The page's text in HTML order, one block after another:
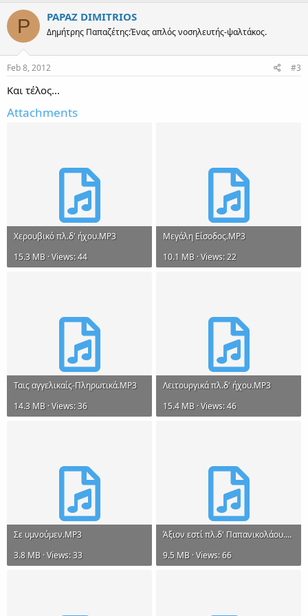
P PAPAZ DIMITRIOS
Δημήτρης Παπαζέτης:Ένας απλός νοσηλευτής-ψαλτάκος.
Feb 8, 2012 #3
Και τέλος...
Attachments
Χερουβικό πλ.δ' ήχου.MP3
15.3 MB · Views: 44
Μεγάλη Είσοδος.MP3
10.1 MB · Views: 22
Ταις αγγελικαίς-Πληρωτικά.MP3
14.3 MB · Views: 36
Λειτουργικά πλ.δ' ήχου.MP3
15.4 MB · Views: 46
Σε υμνούμεν.MP3
3.8 MB · Views: 33
Άξιον εστί πλ.δ' Παπανικολάου.MP3
9.5 MB · Views: 66